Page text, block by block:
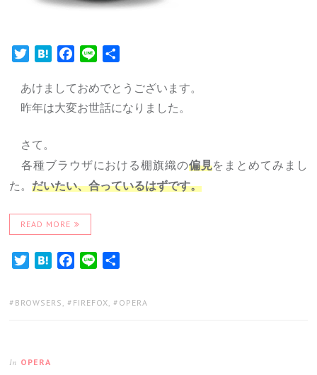
TwitterHatenaFacebook
Line
あけましておめでとうございます。
昨年は大変お世話になりました。
さて。
各種ブラウザにおける棚旗織の偏見をまとめてみまし
た。だいたい、合っているはずです。
READ MORE
TwitterHatenaFacebook
Line
TAGS:
BROWSERS , FIREFOX, OPERA
In OPERA